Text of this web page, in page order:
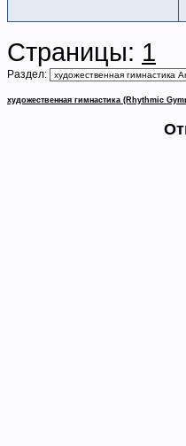
Страницы: 1
Раздел:
художественная гимнастика (Rhythmic